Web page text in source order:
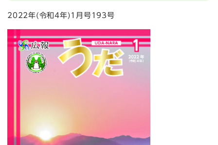
2022年(令和4年)1月号193号